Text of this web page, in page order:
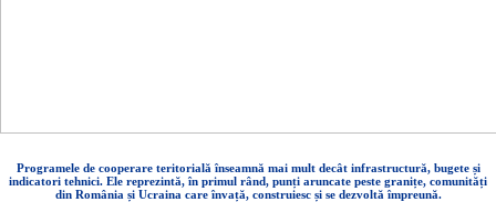
Programele de cooperare teritorială înseamnă mai mult decât infrastructură, bugete și
indicatori tehnici. Ele reprezintă, în primul rând, punți aruncate peste granițe, comunități
din România și Ucraina care învață, construiesc și se dezvoltă împreună.